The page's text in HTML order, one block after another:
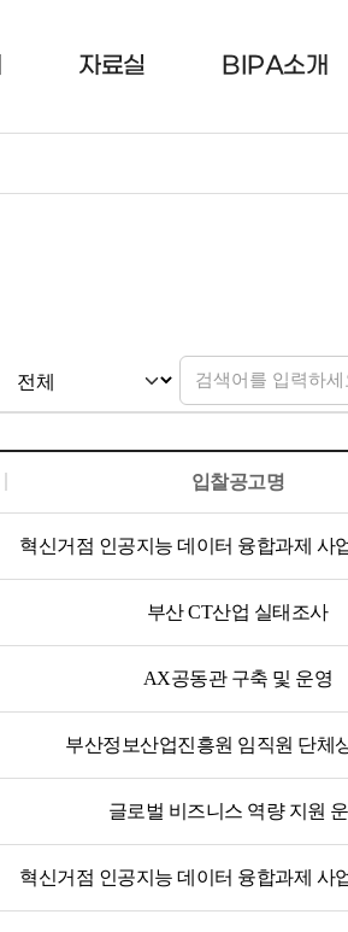
자료실 BIPA소개
교육/세미나 유관기관공고
관
입찰공고명
혁신거점 인공지능 데이터 융합과제 사
부산 CT산업 실태조사
AX공동관 구축 및 운영
부산정보산업진흥원 임직원 단체
글로벌 비즈니스 역량 지원
혁신거점 인공지능 데이터 융합과제 사